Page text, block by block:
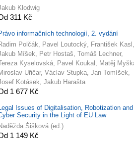
Klodwig
311 Kč
informačních technologií, 2. vydání
Polčák, Pavel Loutocký, František Kasl,
Míšek, Petr Hostaš, Tomáš Lechner,
Kyselovská, Pavel Koukal, Matěj
Uřičar, Václav Stupka, Jan Tomíšek,
Kotásek, Jakub Harašta
1 677 Kč
Legal Issues of Digitalisation, Robotization and
Security in the Light of EU Law
Šišková (ed.)
1 149 Kč